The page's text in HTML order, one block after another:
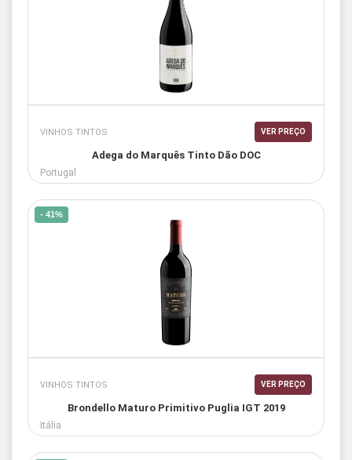
VINHOS TINTOS VER PREÇO
Adega do Marquês Tinto Dão DOC
Portugal
- 41%
VINHOS TINTOS VER PREÇO
Brondello Maturo Primitivo Puglia IGT 2019
Itália